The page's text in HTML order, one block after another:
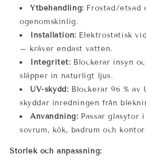
Ytbehandling: Frostad/etsad
ogenomskinlig.
Installation: Elektrostatisk
– kräver endast vatten.
Integritet: Blockerar insyn
släpper in naturligt ljus.
UV-skydd: Blockerar 96 % av
skyddar inredningen från
Användning: Passar glasytor
sovrum, kök, badrum och kontor.
Storlek och anpassning: